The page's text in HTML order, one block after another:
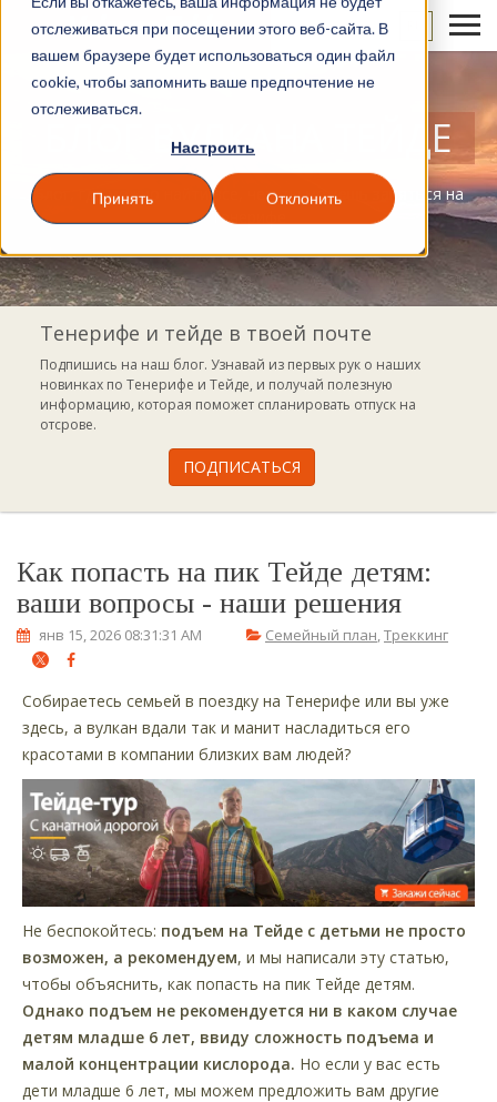
отслеживаться при посещении этого веб-сайта. В
вашем браузере будет использоваться один файл
cookie, чтобы запомнить ваше предпочтение не
отслеживаться.
Настроить
Принять Отклонить
БЛОГ ВУЛКАНА ТЕЙДЕ
Блог, где можно найти все, чем ты можешь заняться на
Тенерифе
Тенерифе и тейде в твоей почте
Подпишись на наш блог. Узнавай из первых рук о наших
новинках по Тенерифе и Тейде, и получай полезную
информацию, которая поможет спланировать отпуск на
отсрове.
Как попасть на пик Тейде детям:
ваши вопросы - наши решения
янв 15, 2026 08:31:31 AM Семейный план,Треккинг
Собираетесь семьей в поездку на Тенерифе или вы уже
здесь, а вулкан вдали так и манит насладиться его
красотами в компании близких вам людей?
Не беспокойтесь: подъем на Тейде с детьми не просто
возможен, а рекомендуем, и мы написали эту статью,
чтобы объяснить, как попасть на пик Тейде детям.
Однако подъем не рекомендуется ни в каком случае
детям младше 6 лет, ввиду сложность подъема и
малой концентрации кислорода. Но если у вас есть
дети младше 6 лет, мы можем предложить вам другие